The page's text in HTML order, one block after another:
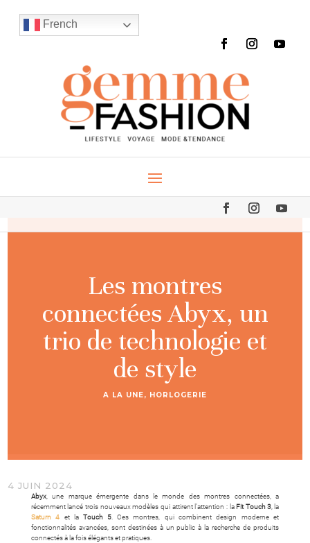
French
Les montres
connectées Abyx, un
trio de technologie et
de style
A LA UNE, HORLOGERIE
4 JUIN 2024
Abyx, une marque émergente dans le monde des montres connectées, a
récemment lancé trois nouveaux modèles qui attirent l’attention : la Fit Touch 3, la
Saturn 4 et laTouch 5. Ces montres, qui combinent design moderne et
fonctionnalités avancées, sont destinées à un public à la recherche de produits
connectés à la fois élégants et pratiques.